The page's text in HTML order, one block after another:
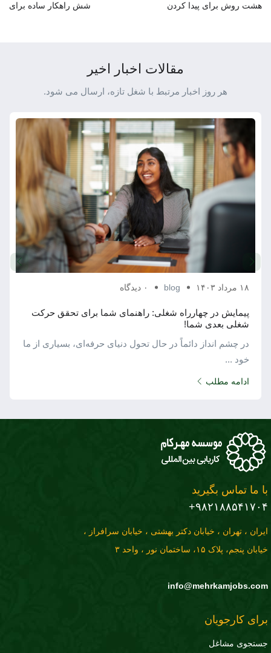
هشت روش برای پیدا کردن
شش راهکار ساده برای
مقالات اخبار اخیر
هر روز اخبار مرتبط با شغل تازه، ارسال می شود.
۱۸ مرداد ۱۴۰۳ blog ۰ دیدگاه
پیمایش در چهارراه شغلی: راهنمای شما برای تحقق حرکت
شغلی بعدی شما!
در چشم ‌انداز دائماً در حال تحول دنیای حرفه‌ای، بسیاری از ما
خود ...
ادامه مطلب
با ما تماس بگیرید
۹۸۲۱۸۸۵۴۱۷۰۴+
ایران ، تهران ، خیابان دکتر بهشتی ، خیابان سرافراز ،
خیابان پنجم، پلاک ۱۵، ساختمان نور ، واحد ۳
info@mehrkamjobs.com
برای کارجویان
جستجوی مشاغل